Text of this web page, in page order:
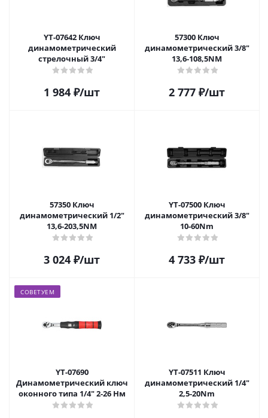
YT-07642 Ключ
динамометрический
стрелочный 3/4"
1 984 ₽/шт
57300 Ключ
динамометрический 3/8"
13,6-108,5NM
2 777 ₽/шт
57350 Ключ
динамометрический 1/2"
13,6-203,5NM
3 024 ₽/шт
YT-07500 Ключ
динамометрический 3/8"
10-60Nm
4 733 ₽/шт
СОВЕТУЕМ
YT-07690
Динамометрический ключ
оконного типа 1/4" 2-26 Нм
YT-07511 Ключ
динамометрический 1/4"
2,5-20Nm